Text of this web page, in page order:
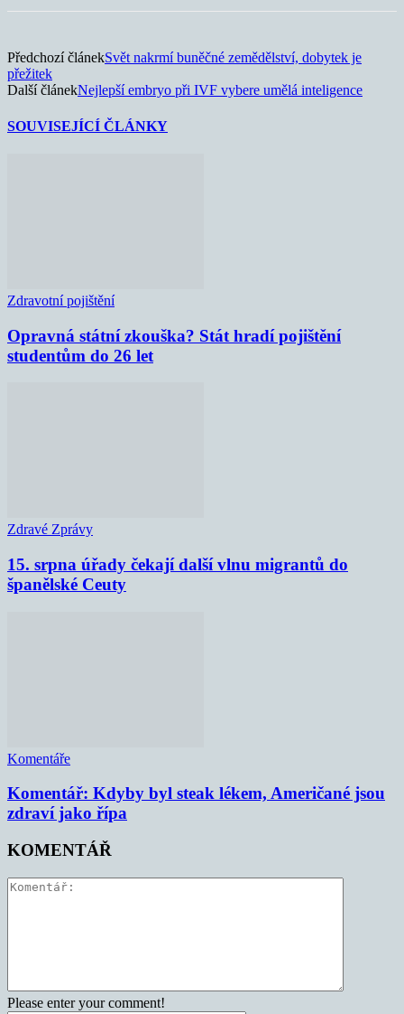
Předchozí článekSvět nakrmí buněčné zemědělství, dobytek je
přežitek
Další článekNejlepší embryo při IVF vybere umělá inteligence
SOUVISEJÍCÍ ČLÁNKY
Zdravotní pojištění
Opravná státní zkouška? Stát hradí pojištění
studentům do 26 let
Zdravé Zprávy
15. srpna úřady čekají další vlnu migrantů do
španělské Ceuty
Komentáře
Komentář: Kdyby byl steak lékem, Američané jsou
zdraví jako řípa
KOMENTÁŘ
Please enter your comment!